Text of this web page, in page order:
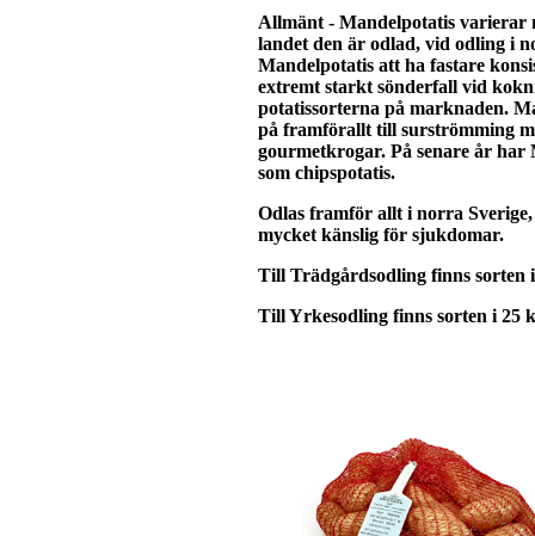
Allmänt - Mandelpotatis varierar
landet den är odlad, vid odling i
Mandelpotatis att ha fastare
extremt starkt sönderfall vid
potatissorterna på marknaden.
på framförallt till surströmming
gourmetkrogar. På senare år
som chipspotatis.
Odlas framför allt i norra
mycket känslig för sjukdomar.
Till Trädgårdsodling finns sorten
Till Yrkesodling finns sorten i 25